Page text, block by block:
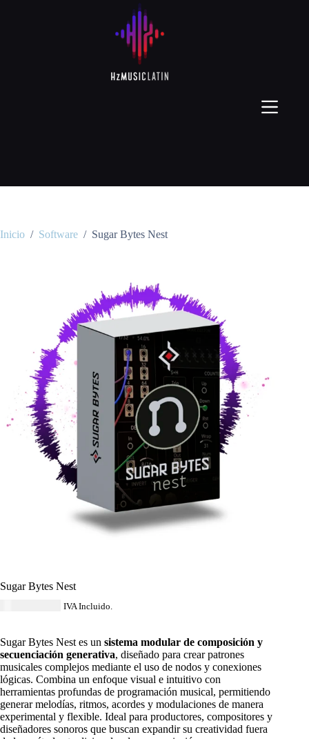
Inicio / Software / Sugar Bytes Nest
Sugar Bytes Nest
IVA Incluido.
Sugar Bytes Nest es un sistema modular de composición y
secuenciación generativa, diseñado para crear patrones
musicales complejos mediante el uso de nodos y conexiones
lógicas. Combina un enfoque visual e intuitivo con
herramientas profundas de programación musical, permitiendo
generar melodías, ritmos, acordes y modulaciones de manera
experimental y flexible. Ideal para productores, compositores y
diseñadores sonoros que buscan expandir su creatividad fuera